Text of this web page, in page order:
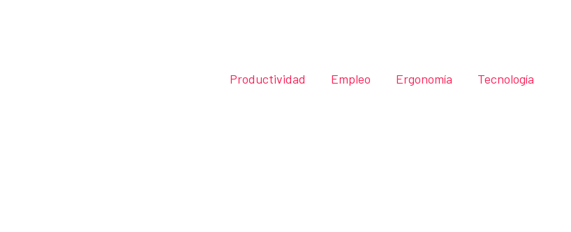
Productividad Empleo Ergonomía Tecnología